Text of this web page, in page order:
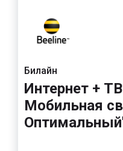
Билайн
Интернет +
Мобильная